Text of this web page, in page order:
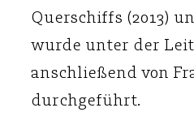
Querschiffs (2013)
wurde unter der
anschließend von
durchgeführt.